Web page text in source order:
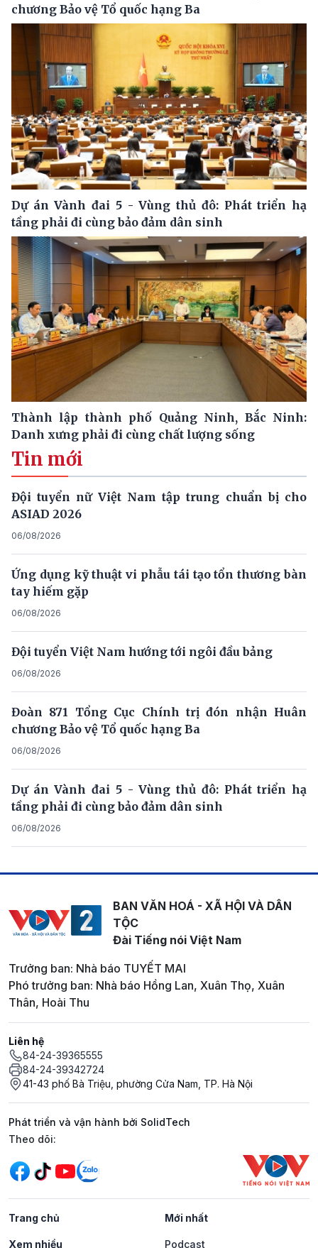
chương Bảo vệ Tổ quốc hạng Ba
Dự án Vành đai 5 - Vùng thủ đô: Phát triển hạ
tầng phải đi cùng bảo đảm dân sinh
Thành lập thành phố Quảng Ninh, Bắc Ninh:
Danh xưng phải đi cùng chất lượng sống
Tin mới
Đội tuyển nữ Việt Nam tập trung chuẩn bị cho
ASIAD 2026
06/08/2026
Ứng dụng kỹ thuật vi phẫu tái tạo tổn thương bàn
tay hiếm gặp
06/08/2026
Đội tuyển Việt Nam hướng tới ngôi đầu bảng
06/08/2026
Đoàn 871 Tổng Cục Chính trị đón nhận Huân
chương Bảo vệ Tổ quốc hạng Ba
06/08/2026
Dự án Vành đai 5 - Vùng thủ đô: Phát triển hạ
tầng phải đi cùng bảo đảm dân sinh
06/08/2026
BAN VĂN HOÁ - XÃ HỘI VÀ DÂN
TỘC
Đài Tiếng nói Việt Nam
Trưởng ban: Nhà báo TUYẾT MAI
Phó trưởng ban: Nhà báo Hồng Lan, Xuân Thọ, Xuân
Thân, Hoài Thu
Liên hệ
84-24-39365555
84-24-39342724
41-43 phố Bà Triệu, phường Cửa Nam, TP. Hà Nội
Phát triển và vận hành bởi SolidTech
Mạng xã hội
Theo dõi:
Trang chủ Mới nhất
Xem nhiều Podcast